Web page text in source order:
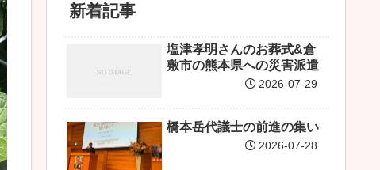
新着記事
塩津孝明さんのお葬式&倉
敷市の熊本県への災害派遣
2026-07-29
橋本岳代議士の前進の集い
2026-07-28